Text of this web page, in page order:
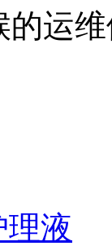
的运
理液